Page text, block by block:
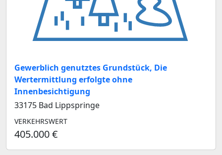
Gewerblich genutztes Grundstück, Die
Wertermittlung erfolgte ohne
Innenbesichtigung
33175 Bad Lippspringe
VERKEHRSWERT
405.000 €